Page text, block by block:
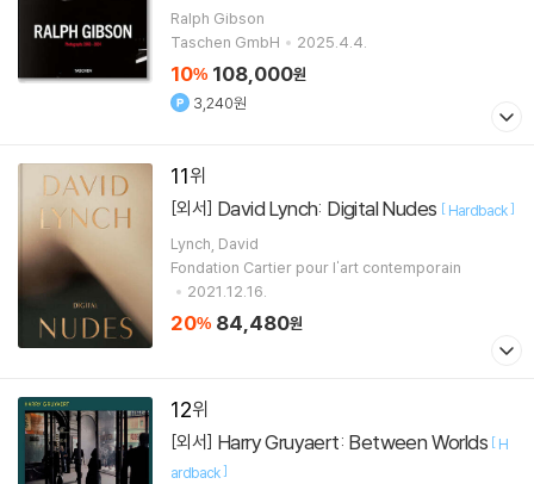
Ralph Gibson
Taschen GmbH
2025.4.4.
10% 108,000원
3,240원
11
[외서] David Lynch: Digital Nudes [ Hardback]
Lynch, David
Fondation Cartier pour l'art contemporain
2021.12.16.
20% 84,480원
12
[외서] Harry Gruyaert: Between Worlds [ H
ardback]